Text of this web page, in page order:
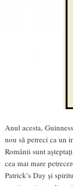
Anul acesta,
nou să petreci ca un
Românii sunt
cea mai mare
Patrick’s Day și